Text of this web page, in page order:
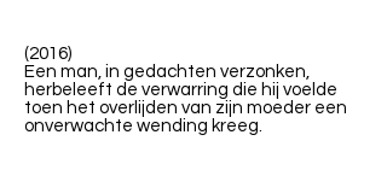
(2016)
Een man, in gedachten verzonken,
herbeleeft de verwarring die hij voelde
toen het overlijden van zijn moeder een
onverwachte wending kreeg.